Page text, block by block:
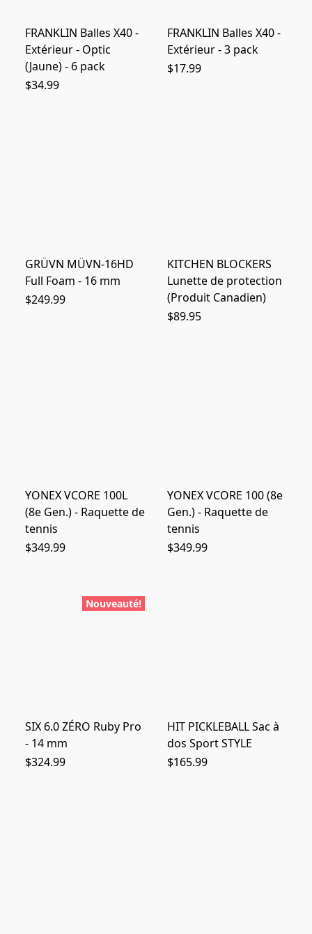
FRANKLIN Balles X40 -
Extérieur - Optic
(Jaune) - 6 pack
$34.99
FRANKLIN Balles X40 -
Extérieur - 3 pack
$17.99
GRÜVN MÜVN-16HD
Full Foam - 16 mm
$249.99
KITCHEN BLOCKERS
Lunette de protection
(Produit Canadien)
$89.95
YONEX VCORE 100L
(8e Gen.) - Raquette de
tennis
$349.99
YONEX VCORE 100 (8e
Gen.) - Raquette de
tennis
$349.99
Nouveauté!
SIX 6.0 ZÉRO Ruby Pro
- 14 mm
$324.99
HIT PICKLEBALL Sac à
dos Sport STYLE
$165.99